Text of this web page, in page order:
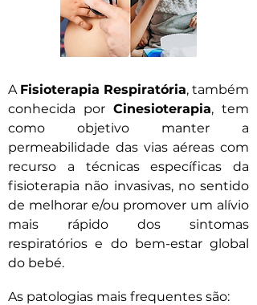
A Fisioterapia Respiratória, também
conhecida por Cinesioterapia, tem
como objetivo manter a
permeabilidade das vias aéreas com
recurso a técnicas específicas da
fisioterapia não invasivas, no sentido
de melhorar e/ou promover um alívio
mais rápido dos sintomas
respiratórios e do bem-estar global
do bebé.
As patologias mais frequentes são: